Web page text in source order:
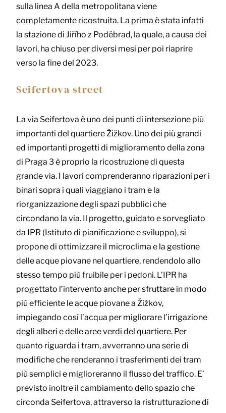
sulla linea A della metropolitana viene
completamente ricostruita. La prima è stata infatti
la stazione di Jiřího z Poděbrad, la quale, a causa dei
lavori, ha chiuso per diversi mesi per poi riaprire
verso la fine del 2023.
Seifertova street
La via Seifertova è uno dei punti di intersezione più
importanti del quartiere Žižkov. Uno dei più grandi
ed importanti progetti di miglioramento della zona
di Praga 3 è proprio la ricostruzione di questa
grande via. I lavori comprenderanno riparazioni per i
binari sopra i quali viaggiano i tram e la
riorganizzazione degli spazi pubblici che
circondano la via. Il progetto, guidato e sorvegliato
da IPR (Istituto di pianificazione e sviluppo), si
propone di ottimizzare il microclima e la gestione
delle acque piovane nel quartiere, rendendolo allo
stesso tempo più fruibile per i pedoni. L’IPR ha
progettato l’intervento anche per sfruttare in modo
più efficiente le acque piovane a Žižkov,
impiegando così l’acqua per migliorare l’irrigazione
degli alberi e delle aree verdi del quartiere. Per
quanto riguarda i tram, avverranno una serie di
modifiche che renderanno i trasferimenti dei tram
più semplici e miglioreranno il flusso del traffico. E’
previsto inoltre il cambiamento dello spazio che
circonda Seifertova, attraverso la ristrutturazione di